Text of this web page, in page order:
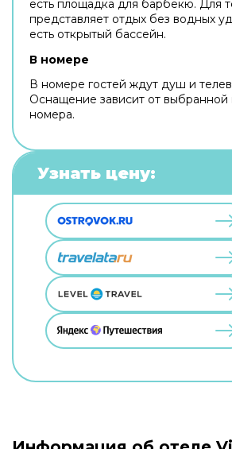
есть площадка для барбекю. Для
представляет отдых без водных
есть открытый бассейн.
В номере
В номере гостей ждут душ и
Оснащение зависит от выбранной
номера.
Узнать цену: